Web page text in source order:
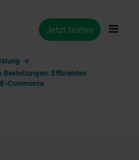
Jetzt testen
→
Effizientes
Commerce